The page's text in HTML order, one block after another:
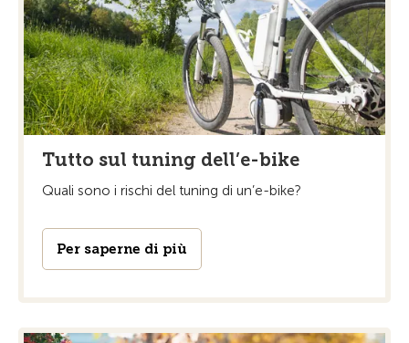
Tutto sul tuning dell’e-bike
Quali sono i rischi del tuning di un’e-bike?
Per saperne di più